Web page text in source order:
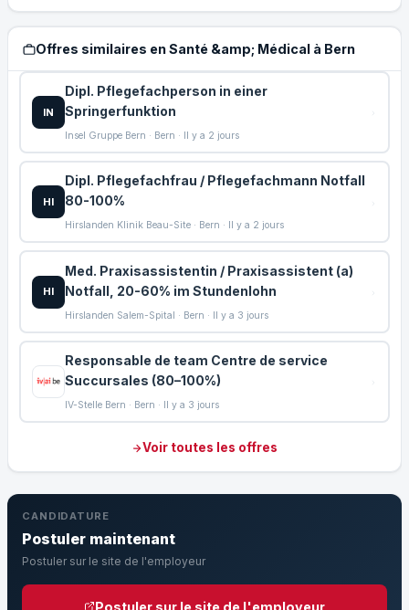
Offres similaires en Santé &amp; Médical à Bern
IN
Dipl. Pflegefachperson in einer
Springerfunktion
Insel Gruppe Bern · Bern · Il y a 2 jours
HI
Dipl. Pflegefachfrau / Pflegefachmann Notfall
80-100%
Hirslanden Klinik Beau-Site · Bern · Il y a 2 jours
HI
Med. Praxisassistentin / Praxisassistent (a)
Notfall, 20-60% im Stundenlohn
Hirslanden Salem-Spital · Bern · Il y a 3 jours
Responsable de team Centre de service
Succursales (80–100%)
IV-Stelle Bern · Bern · Il y a 3 jours
Voir toutes les offres
CANDIDATURE
Postuler maintenant
Postuler sur le site de l'employeur
Postuler sur le site de l'employeur